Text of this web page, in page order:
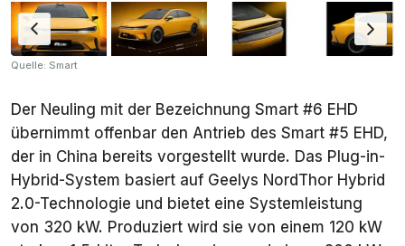
Quelle: Smart
Der Neuling mit der Bezeichnung Smart #6 EHD
übernimmt offenbar den Antrieb des Smart #5 EHD,
der in China bereits vorgestellt wurde. Das Plug-in-
Hybrid-System basiert auf Geelys NordThor Hybrid
2.0-Technologie und bietet eine Systemleistung
von 320 kW. Produziert wird sie von einem 120 kW